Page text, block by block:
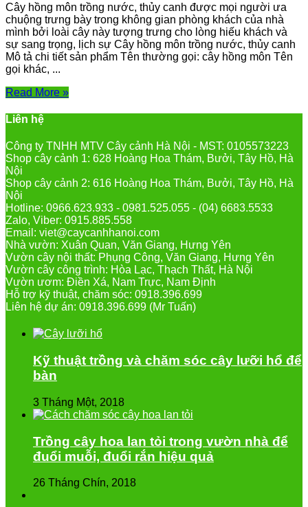
Cây hồng môn trồng nước, thủy canh được mọi người ưa
chuộng trưng bày trong không gian phòng khách của nhà
mình bởi loài cây này tượng trưng cho lòng hiếu khách và
sự sang trọng, lịch sự Cây hồng môn trồng nước, thủy canh
Mô tả chi tiết sản phẩm Tên thường gọi: cây hồng môn Tên
gọi khác, ...
Read More »
Liên hệ
Công ty TNHH MTV Cây cảnh Hà Nội - MST: 0105573223
Shop cây cảnh 1: 628 Hoàng Hoa Thám, Bưởi, Tây Hồ, Hà
Nội
Shop cây cảnh 2: 616 Hoàng Hoa Thám, Bưởi, Tây Hồ, Hà
Nội
Hotline: 0966.623.933 - 0981.525.055 - (04) 6683.5533
Zalo, Viber: 0915.885.558
Email: viet@caycanhhanoi.com
Nhà vườn: Xuân Quan, Văn Giang, Hưng Yên
Vườn cây nội thất: Phụng Công, Văn Giang, Hưng Yên
Vườn cây công trình: Hòa Lạc, Thạch Thất, Hà Nội
Vườn ươm: Điền Xá, Nam Trực, Nam Định
Hỗ trợ kỹ thuật, chăm sóc: 0918.396.699
Liên hệ dự án: 0918.396.699 (Mr Tuấn)
Kỹ thuật trồng và chăm sóc cây lưỡi hổ để
bàn
3 Tháng Một, 2018
Trồng cây hoa lan tỏi trong vườn nhà để
đuổi muỗi, đuổi rắn hiệu quả
26 Tháng Chín, 2018